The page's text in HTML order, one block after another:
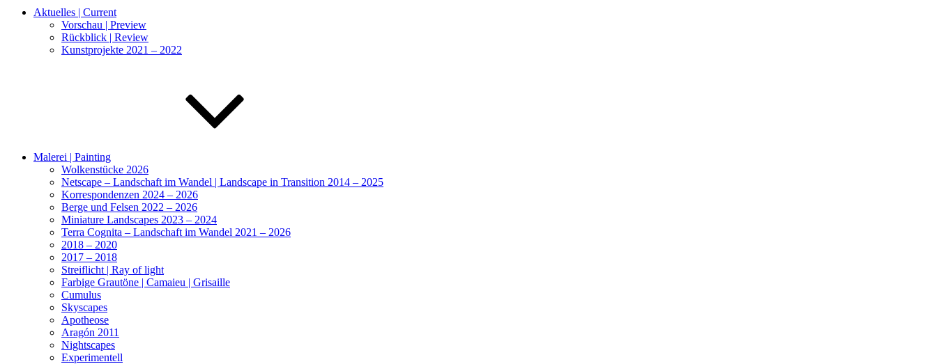
Aktuelles | Current
Vorschau | Preview
Rückblick | Review
Kunstprojekte 2021 – 2022
Malerei | Painting
Wolkenstücke 2026
Netscape – Landschaft im Wandel | Landscape in Transition 2014 – 2025
Korrespondenzen 2024 – 2026
Berge und Felsen 2022 – 2026
Miniature Landscapes 2023 – 2024
Terra Cognita – Landschaft im Wandel 2021 – 2026
2018 – 2020
2017 – 2018
Streiflicht | Ray of light
Farbige Grautöne | Camaieu | Grisaille
Cumulus
Skyscapes
Apotheose
Aragón 2011
Nightscapes
Experimentell